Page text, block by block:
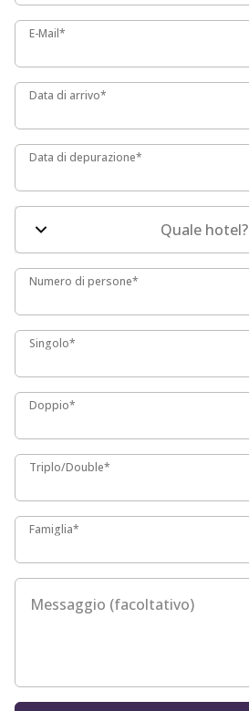
E-Mail*
E-Mail*
Data di arrivo*
Data di arrivo*
Data di depurazione*
Data di depurazione*
Quale hotel?
Numero di persone*
Numero di persone*
Singolo*
Singolo*
Doppio*
Doppio*
Triplo/Double*
Triplo/Double*
Famiglia*
Famiglia*
Messaggio (facoltativo)